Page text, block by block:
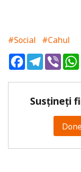
#Social
#Cahul
FacebookTelegram
Viber
Susțineți